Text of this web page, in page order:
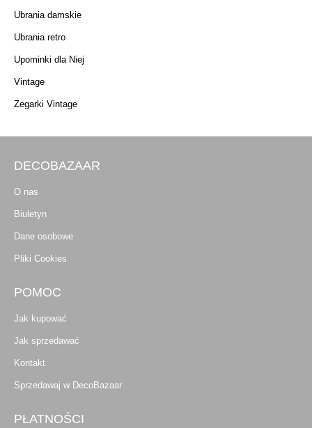
Ubrania damskie
Ubrania retro
Upominki dla Niej
Vintage
Zegarki Vintage
DECOBAZAAR
O nas
Biuletyn
Dane osobowe
Pliki Cookies
POMOC
Jak kupować
Jak sprzedawać
Kontakt
Sprzedawaj w DecoBazaar
PŁATNOŚCI